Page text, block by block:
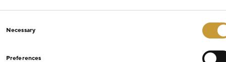
Selection
Necessary
Preferences